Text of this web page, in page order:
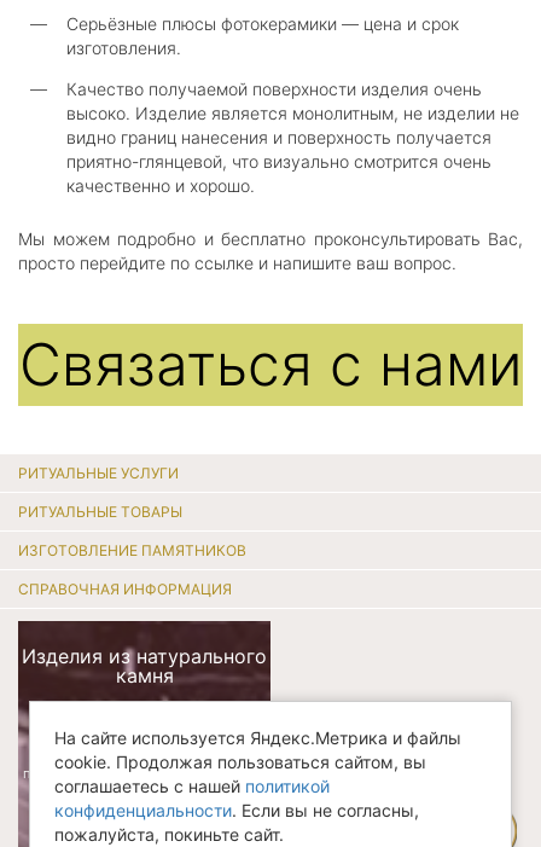
—
Серьёзные плюсы фотокерамики — цена и срок
изготовления.
—
Качество получаемой поверхности изделия очень
высоко. Изделие является монолитным, не изделии не
видно границ нанесения и поверхность получается
приятно-глянцевой, что визуально смотрится очень
качественно и хорошо.
Мы можем подробно и бесплатно проконсультировать Вас,
просто перейдите по ссылке и напишите ваш вопрос.
Связаться с нами
РИТУАЛЬНЫЕ УСЛУГИ
РИТУАЛЬНЫЕ ТОВАРЫ
ИЗГОТОВЛЕНИЕ ПАМЯТНИКОВ
СПРАВОЧНАЯ ИНФОРМАЦИЯ
Изделия из натурального
камня
подоконники / столешницы / камины
ступени / фасады / декоративные
На сайте используется Яндекс.Метрика и файлы
cookie. Продолжая пользоваться сайтом, вы
соглашаетесь с нашей политикой
конфиденциальности. Если вы не согласны,
пожалуйста, покиньте сайт.